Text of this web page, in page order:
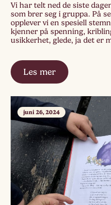
Vi har telt ned de siste
som brer seg i gruppa. På
opplever vi en spesiell
kjenner på spenning,
usikkerhet, glede, ja det er
Les mer
juni 26, 2024